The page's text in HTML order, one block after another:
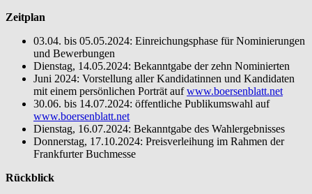
Zeitplan
03.04. bis 05.05.2024: Einreichungsphase für Nominierungen
und Bewerbungen
Dienstag, 14.05.2024: Bekanntgabe der zehn Nominierten
Juni 2024: Vorstellung aller Kandidatinnen und Kandidaten
mit einem persönlichen Porträt aufwww.boersenblatt.net
30.06. bis 14.07.2024: öffentliche Publikumswahl auf
www.boersenblatt.net
Dienstag, 16.07.2024: Bekanntgabe des Wahlergebnisses
Donnerstag, 17.10.2024: Preisverleihung im Rahmen der
Frankfurter Buchmesse
Rückblick